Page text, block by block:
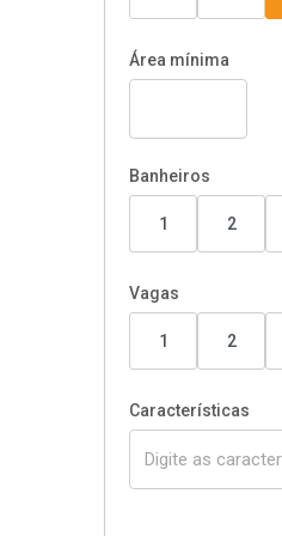
Área mínima
Banheiros
1 2
Vagas
1 2
Características